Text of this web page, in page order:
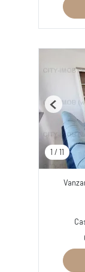
1 / 11
Previous